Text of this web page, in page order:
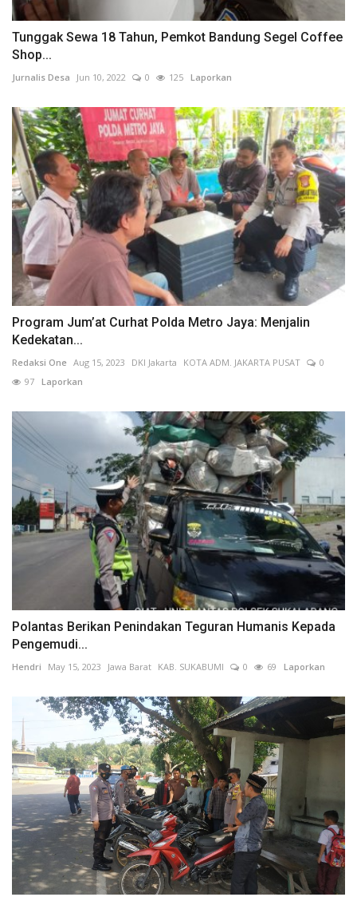
Tunggak Sewa 18 Tahun, Pemkot Bandung Segel Coffee
Shop...
Jurnalis Desa Jun 10, 2022 0 125 Laporkan
Program Jum’at Curhat Polda Metro Jaya: Menjalin
Kedekatan...
Redaksi One Aug 15, 2023 DKI Jakarta KOTA ADM. JAKARTA PUSAT
0
97 Laporkan
Polantas Berikan Penindakan Teguran Humanis Kepada
Pengemudi...
Hendri May 15, 2023 Jawa Barat KAB. SUKABUMI 0 69 Laporkan